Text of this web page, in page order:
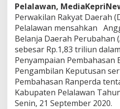
s
a
r
1
,
8
3
r
i
l
i
Pelalawan,
Perwakilan Rakyat Daerah
Pelalawan mensahkan
Belanja Daerah Perubahan
sebesar Rp.1,83 triliun
Penyampaian Pembahasan
Pengambilan Keputusan
Pembahasan Ranperda
Kabupaten Pelalawan
Senin, 21 September 2020.